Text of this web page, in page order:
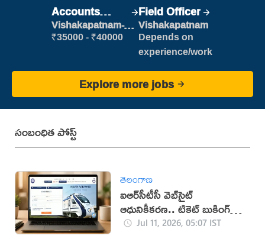
Accounts
Clerk
Vishakapatnam-
new
₹35000 - ₹40000
Field Officer
Vishakapatnam
Depends on
experience/work
Explore more jobs
సంబంధిత పోస్ట్
తెలంగాణ
ఐఆర్‌సీటీసీ వెబ్‌సైట్
ఆధునికీకరణ.. టికెట్ బుకింగ్
సులభతరం
Jul 11, 2026, 05:07 IST